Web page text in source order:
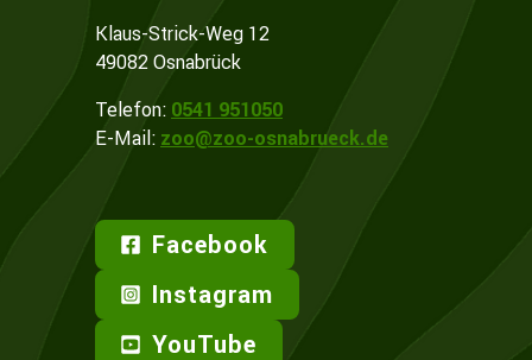
Klaus-Strick-Weg 12
49082 Osnabrück
Telefon: 0541 951050
E-Mail: zoo@zoo-osnabrueck.de
Facebook
Instagram
YouTube